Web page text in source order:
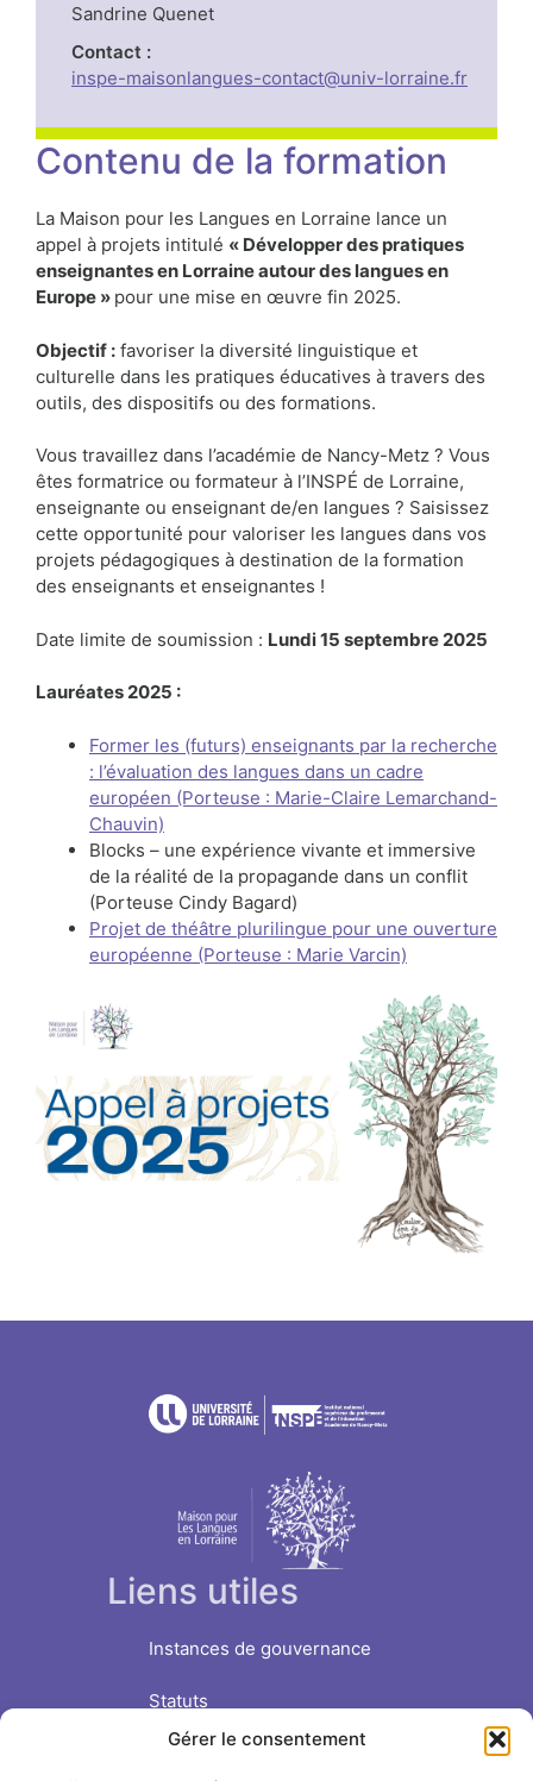
Gérer le consentement
Sandrine Quenet
Contact :
inspe-maisonlangues-contact@univ-lorraine.fr
Contenu de la formation
La Maison pour les Langues en Lorraine lance un
appel à projets intitulé « Développer des pratiques
enseignantes en Lorraine autour des langues en
Europe » pour une mise en œuvre fin 2025.
Objectif : favoriser la diversité linguistique et
culturelle dans les pratiques éducatives à travers des
outils, des dispositifs ou des formations.
Vous travaillez dans l’académie de Nancy-Metz ? Vous
êtes formatrice ou formateur à l’INSPÉ de Lorraine,
enseignante ou enseignant de/en langues ? Saisissez
cette opportunité pour valoriser les langues dans vos
projets pédagogiques à destination de la formation
des enseignants et enseignantes !
Date limite de soumission : Lundi 15 septembre 2025
Lauréates 2025 :
Former les (futurs) enseignants par la recherche
: l’évaluation des langues dans un cadre
européen (Porteuse : Marie-Claire Lemarchand-
Chauvin)
Blocks – une expérience vivante et immersive
de la réalité de la propagande dans un conflit
(Porteuse Cindy Bagard)
Projet de théâtre plurilingue pour une ouverture
européenne (Porteuse : Marie Varcin)
Liens utiles
Instances de gouvernance
Statuts
Nous soutenir